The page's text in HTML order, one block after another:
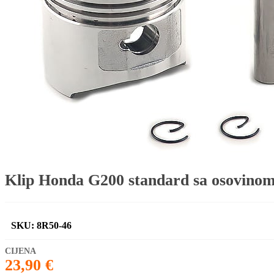
Klip Honda G200 standard sa
SKU: 8R50-46
23,90 €